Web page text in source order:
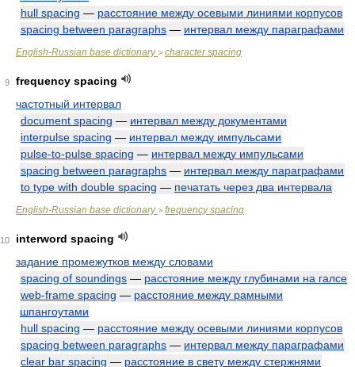
hull spacing — расстояние между осевыми линиями корпусов
spacing between paragraphs — интервал между параграфами
English-Russian base dictionary> character spacing
9
frequency spacing
частотный интервал
document spacing — интервал между документами
interpulse spacing — интервал между импульсами
pulse-to-pulse spacing — интервал между импульсами
spacing between paragraphs — интервал между параграфами
to type with double spacing — печатать через два интервала
English-Russian base dictionary> frequency spacing
10
interword spacing
задание промежутков между словами
spacing of soundings — расстояние между глубинами на галсе
web-frame spacing — расстояние между рамными
шпангоутами
hull spacing — расстояние между осевыми линиями корпусов
spacing between paragraphs — интервал между параграфами
clear bar spacing — расстояние в свету между стержнями